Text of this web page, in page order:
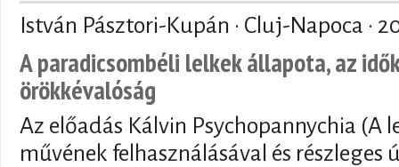
István Pásztori-Kupán · Cluj-Napoca ·
A paradicsombéli lelkek állapota, az
örökkévalóság
Az előadás Kálvin Psychopannychia (A
művének felhasználásával és részleges